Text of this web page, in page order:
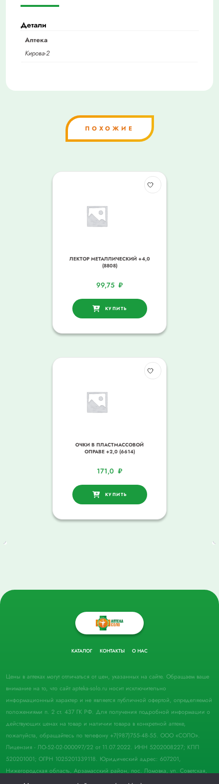
Детали
Аптека
Кирова-2
ПОХОЖИЕ
ЛЕКТОР МЕТАЛЛИЧЕСКИЙ +4,0
(8808)
99,75 ₽
КУПИТЬ
ОЧКИ В ПЛАСТМАССОВОЙ
ОПРАВЕ +2,0 (6614)
171,0 ₽
КУПИТЬ
КАТАЛОГ КОНТАКТЫ О НАС
Цены в аптеках могут отличаться от цен, указанных на сайте. Обращаем ваше
внимание на то, что сайт apteka-solo.ru носит исключительно
информационный характер и не является публичной офертой, определяемой
положениями п. 2 ст. 437 ГК РФ. Для получения подробной информации о
действующих ценах на товар и наличии товара в конкретной аптеке,
пожалуйста, обращайтесь по телефону +7(987)755-48-55. ООО «СОЛО».
Лицензия - ЛО-52-02-000097/22 от 11.07.2022. ИНН 5202008227; КПП
520201001; ОГРН 1025201339118. Юридический адрес: 607201,
Нижегородская область, Арзамасский район, пос. Ломовка, ул. Советская,